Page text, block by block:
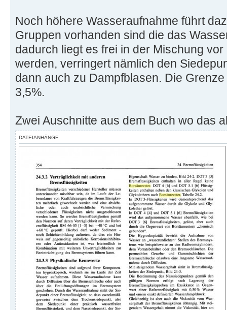
Noch höhere Wasseraufnahme führt
Gruppen vorhanden sind die das
dadurch liegt es frei in der Mischung
werden, verringert nämlich den
dann auch zu Dampfblasen. Die
3,5%.
Zwei Auschnitte aus dem Buch wo das
DATEIANHÄNGE